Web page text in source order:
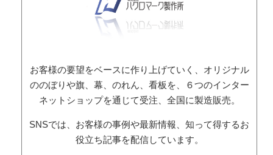
お客様の要望をベースに作り上げていく、オリジナル
ののぼりや旗、幕、のれん、看板を、６つのインター
ネットショップを通じて受注、全国に製造販売。
SNSでは、お客様の事例や最新情報、知って得するお
役立ち記事を配信しています。